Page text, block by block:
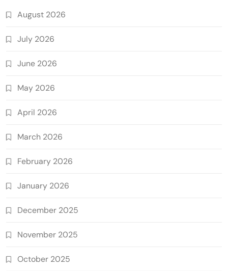
August 2026
July 2026
June 2026
May 2026
April 2026
March 2026
February 2026
January 2026
December 2025
November 2025
October 2025